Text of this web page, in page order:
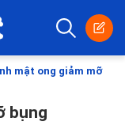
mật ong giảm mỡ
bụng